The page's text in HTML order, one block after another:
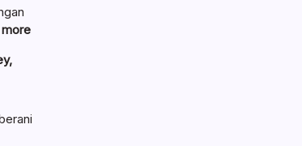
Dilantik:
Teguhkan
Mengemban
:
Linawati